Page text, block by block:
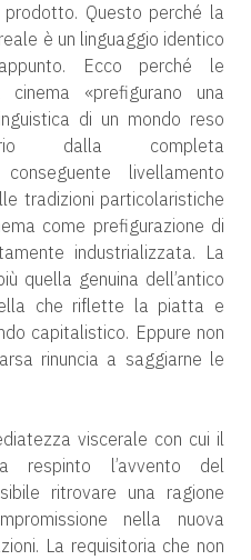
Questo perché la
è un linguaggio identico
Ecco perché le
«prefigurano una
di un mondo reso
dalla completa
livellamento
tradizioni particolaristiche
come prefigurazione di
industrializzata. La
quella genuina dell’antico
che riflette la piatta e
capitalistico. Eppure non
rinuncia a saggiarne le
viscerale con cui il
respinto l’avvento del
ritrovare una ragione
nella nuova
La requisitoria che non